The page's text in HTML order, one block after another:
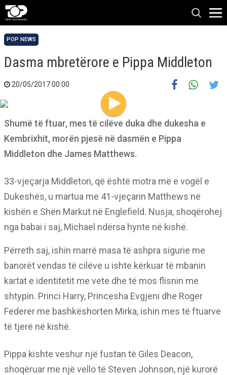
POP NEWS
Dasma mbretërore e Pippa Middleton
20/05/2017 00:00
Shumë të ftuar, mes të cilëve duka dhe dukesha e
Kembrixhit, morën pjesë në dasmën e Pippa
Middleton dhe James Matthews.
33-vjeçarja Middleton, që është motra më e vogël e
Dukeshës, u martua me 41-vjeçarin Matthews në
kishën e Shën Markut në Englefield. Nusja, shoqërohej
nga babai i saj, Michael ndërsa hynte në kishë.
Përreth saj, ishin marrë masa të ashpra sigurie me
banorët vendas të cilëve u ishte kërkuar të mbanin
kartat e identitetit me vete dhe të mos flisnin me
shtypin. Princi Harry, Princesha Evgjeni dhe Roger
Federer me bashkëshorten Mirka, ishin mes të ftuarve
të tjerë në kishë.
Pippa kishte veshur një fustan të Giles Deacon,
shoqëruar me një vello të Steven Johnson, një kurorë